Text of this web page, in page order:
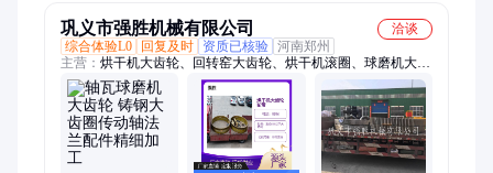
巩义市强胜机械有限公司
洽谈
综合体验L0
回复及时 资质已核验 河南郑州
主营： 烘干机大齿轮、回转窑大齿轮、烘干机滚圈、球磨机大齿
轮、回转窑轮带、小齿轮